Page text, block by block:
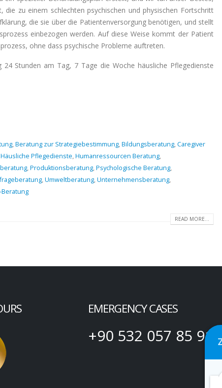
zu einem schlechten psychischen und physischen Fortschritt
die sie über die Patientenversorgung benötigen, und stellt
einbezogen werden. Auf diese Weise kommt der Patient
ohne dass psychische Probleme auftreten.
Stunden am Tag, 7 Tage die Woche häusliche Pflegedienste
,Beratung zur Strategiebestimmung,Bildungsberatung,Caregiver
Häusliche Pflegedienste,Humanressourcen Beratung,
,Produktionsberatung,Psychologische Beratung,
,Umweltberatung,Unternehmensberatung,
READ MORE...
EMERGENCY CASES
+90 532 057 85 91